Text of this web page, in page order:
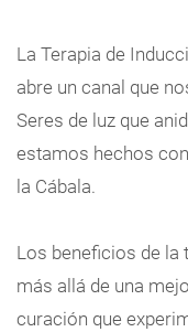
La Terapia de
abre un canal que
Seres de luz que
estamos hechos
la Cábala.
Los beneficios de la
más allá de una
curación que